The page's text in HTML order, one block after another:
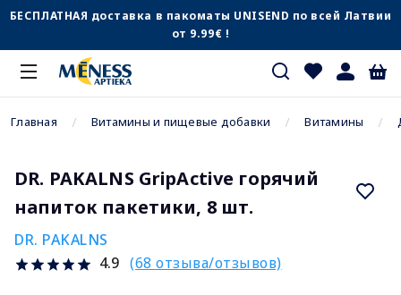
БЕСПЛАТНАЯ доставка в пакоматы UNISEND по всей Латвии
от 9.99€ !
Главная Витамины и пищевые добавки Витамины
DR. PAKALNS GripActive горячий
напиток пакетики, 8 шт.
DR. PAKALNS
4.9 (68 отзыва/отзывов)